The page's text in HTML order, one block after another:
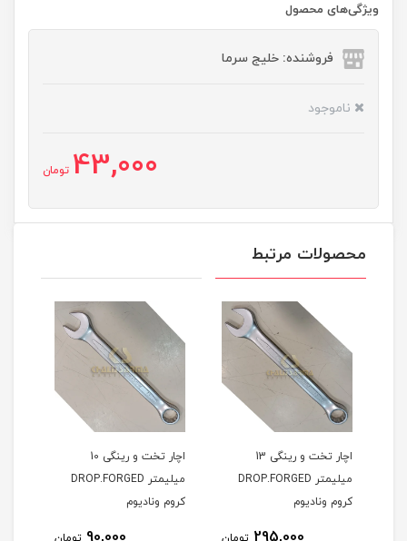
ویژگی‌های محصول
فروشنده: خلیج سرما
ناموجود
43,000 تومان
محصولات مرتبط
اچار تخت و رینگی 13
میلیمتر DROP.FORGED
کروم ونادیوم
تومان
اچار تخت و رینگی 10
میلیمتر DROP.FORGED
کروم ونادیوم
تومان